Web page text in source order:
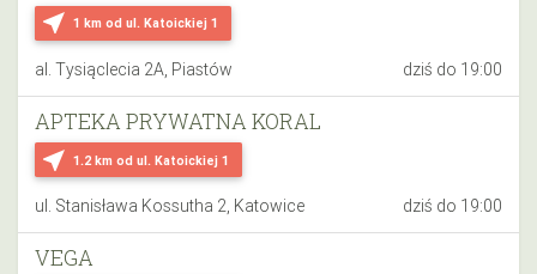
near_me 1 km od ul. Katoickiej 1
al. Tysiąclecia 2A, Piastów dziś do 19:00
near_me 1.2 km od ul. Katoickiej 1
APTEKA PRYWATNA KORAL
ul. Stanisława Kossutha 2, Katowice dziś do 19:00
VEGA